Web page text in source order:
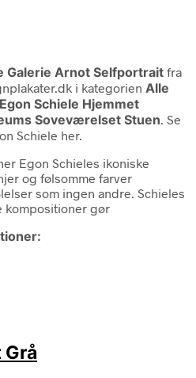
Galerie Arnot Selfportrait fra
i kategorien Alle
Schiele Hjemmet
Soveværelset Stuen. Se
Schiele her.
Egon Schieles ikoniske
og følsomme farver
som ingen andre. Schieles
kompositioner gør
Grå